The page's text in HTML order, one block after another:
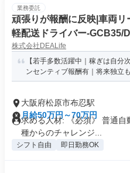
業務委託
頑張りが報酬に反映|車両リ
軽配送ドライバー-GCB35/D
株式会社DEALife
【若手多数活躍中｜稼ぎは自分
ンセンティブ報酬有｜将来独立
大阪府松原市布忍駅
月給50万円～70万円
求める人材: 《必須》 普通
種からのチャレンジ...
シフト自由 即日勤務OK